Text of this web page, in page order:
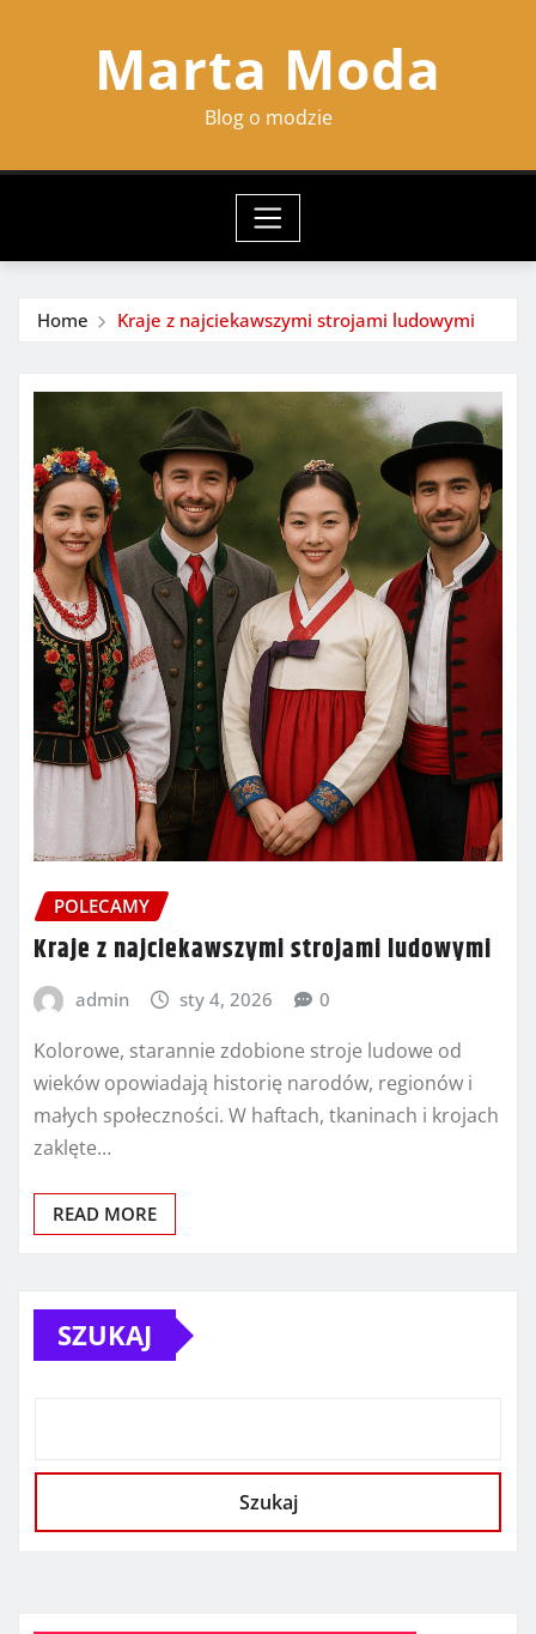
Marta Moda
Blog o modzie
Home Kraje z najciekawszymi strojami ludowymi
POLECAMY
Kraje z najciekawszymi strojami ludowymi
admin sty 4, 2026 0
Kolorowe, starannie zdobione stroje ludowe od
wieków opowiadają historię narodów, regionów i
małych społeczności. W haftach, tkaninach i krojach
zaklęte…
READ MORE
SZUKAJ
Szukaj